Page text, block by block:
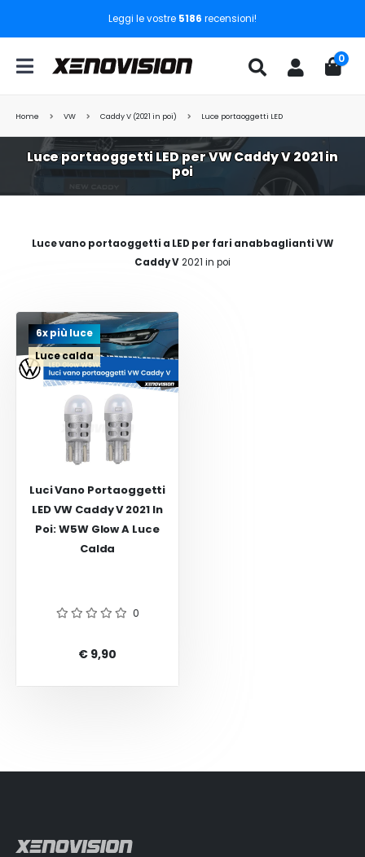
Leggi le vostre 5186 recensioni!
0
Home VW Caddy V (2021 in poi) Luce portaoggetti LED
Luce portaoggetti LED per VW Caddy V 2021 in
poi
Luce vano portaoggetti a LED per fari anabbaglianti VW
Caddy V2021 in poi
6x più luce
Luce calda
Luci Vano Portaoggetti
LED VW Caddy V 2021 In
Poi: W5W Glow A Luce
Calda
0
€ 9,90